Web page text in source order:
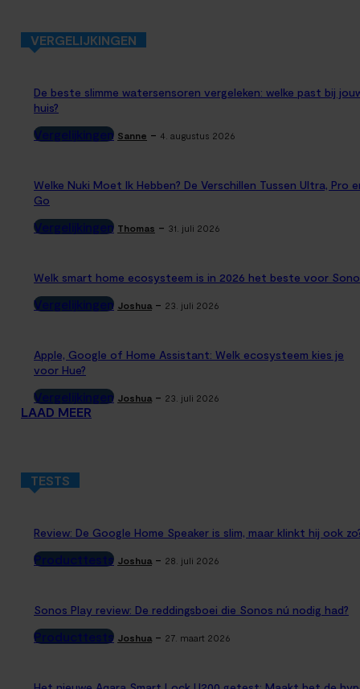
VERGELIJKINGEN
De beste slimme watersensoren vergeleken: welke past bij
huis?
Vergelijkingen Sanne - 4. augustus 2026
Welke Nuki Moet Ik Hebben? De Verschillen Tussen Ultra, Pro
Go
Vergelijkingen Thomas - 31. juli 2026
Welk smart home ecosysteem is in 2026 het beste voor
Vergelijkingen Joshua - 23. juli 2026
Apple, Google of Home Assistant: Welk ecosysteem kies je
voor Hue?
Vergelijkingen Joshua - 23. juli 2026
LAAD MEER
TESTS
Review: De Google Home Speaker is slim, maar klinkt hij ook
Producttests Joshua - 28. juli 2026
Sonos Play review: De reddingsboei die Sonos nú nodig had?
Producttests Joshua - 27. maart 2026